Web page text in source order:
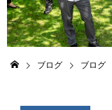
ブログ ブログ